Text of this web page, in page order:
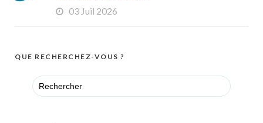
03 Juil 2026
QUE RECHERCHEZ-VOUS ?
Search
for: